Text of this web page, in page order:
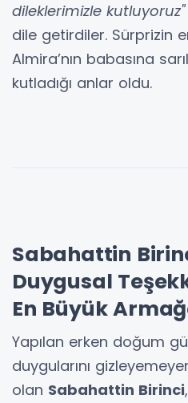
dileklerimizle kutluyoruz"
dile getirdiler. Sürprizin
Almira’nın babasına
kutladığı anlar oldu.
Sabahattin
Duygusal
En Büyük
Yapılan erken doğum
duygularını
olan Sabahattin Birinci